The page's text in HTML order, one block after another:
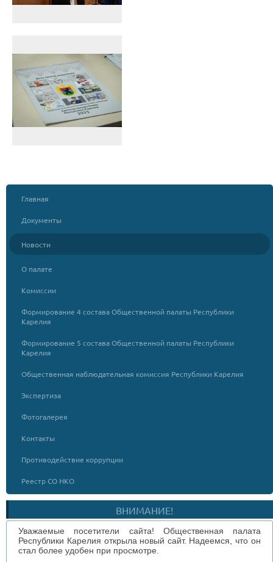
Главная
Документы
Новости
О палате
Комиссии
Формирование 4 состава Общественной палаты Республики
Карелия
Формирование 5 состава Общественной палаты Республики
Карелия
Общественная наблюдательная комиссия Республики Карелия
Экспертиза
Фотогалерея
Контакты
Противодействие коррупции
Реестр СО НКО
ВНИМАНИЕ!
Уважаемые посетители сайта! Общественная палата
Республики Карелия открыла новый сайт. Надеемся, что он
стал более удобен при просмотре.